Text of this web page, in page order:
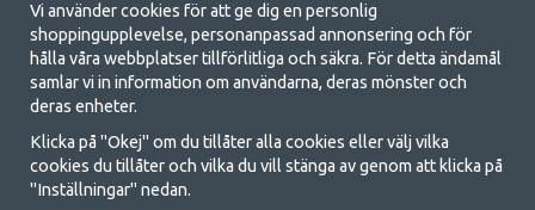
GetCamping.se - Din butik för camping
och uteliv
Att campa kan antingen vara en livsstil eller ett sätt att samla familjen
för ett gemensamt äventyr. Oavsett vilken kategori du tillhör hittar du
Vi använder cookies för att ge dig en personlig
shoppingupplevelse, personanpassad annonsering och för
hålla våra webbplatser tillförlitliga och säkra. För detta ändamål
samlar vi in information om användarna, deras mönster och
deras enheter.
Klicka på "Okej" om du tillåter alla cookies eller välj vilka
cookies du tillåter och vilka du vill stänga av genom att klicka på
"Inställningar" nedan.